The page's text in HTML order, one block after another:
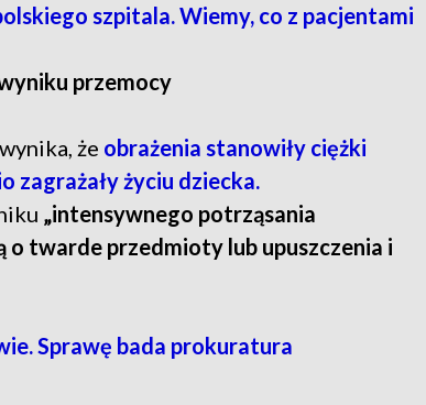
szpitala. Wiemy, co z pacjentami
przemocy
że obrażenia stanowiły ciężki
zagrażały życiu dziecka.
„intensywnego potrząsania
o twarde przedmioty lub upuszczenia i
Sprawę bada prokuratura